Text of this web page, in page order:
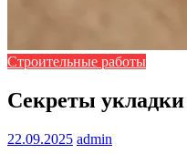
Строительные работы
Секреты
22.09.2025 admin